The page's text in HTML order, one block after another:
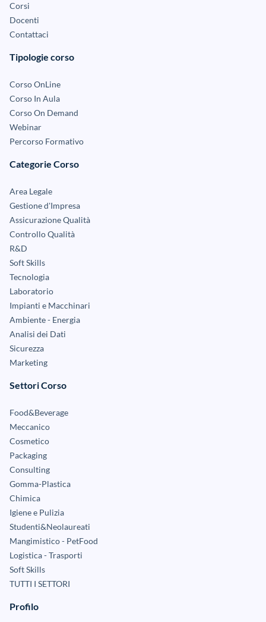
Corsi
Docenti
Contattaci
Tipologie corso
Corso OnLine
Corso In Aula
Corso On Demand
Webinar
Percorso Formativo
Categorie Corso
Area Legale
Gestione d'Impresa
Assicurazione Qualità
Controllo Qualità
R&D
Soft Skills
Tecnologia
Laboratorio
Impianti e Macchinari
Ambiente - Energia
Analisi dei Dati
Sicurezza
Marketing
Settori Corso
Food&Beverage
Meccanico
Cosmetico
Packaging
Consulting
Gomma-Plastica
Chimica
Igiene e Pulizia
Studenti&Neolaureati
Mangimistico - PetFood
Logistica - Trasporti
Soft Skills
TUTTI I SETTORI
Profilo